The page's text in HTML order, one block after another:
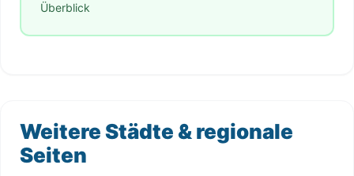
Überblick
Weitere Städte & regionale
Seiten